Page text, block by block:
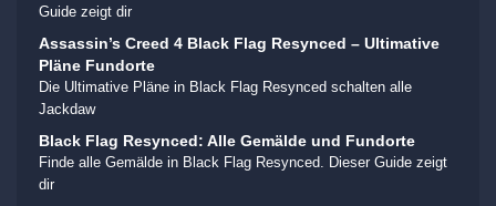
Guide zeigt dir
Assassin’s Creed 4 Black Flag Resynced – Ultimative
Pläne Fundorte
Die Ultimative Pläne in Black Flag Resynced schalten alle
Jackdaw
Black Flag Resynced: Alle Gemälde und Fundorte
Finde alle Gemälde in Black Flag Resynced. Dieser Guide zeigt
dir